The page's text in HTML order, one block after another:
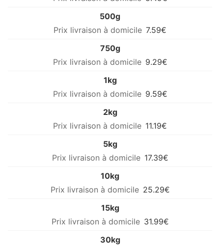
500g
7.59€
750g
9.29€
1kg
9.59€
2kg
11.19€
5kg
17.39€
10kg
25.29€
15kg
31.99€
30kg